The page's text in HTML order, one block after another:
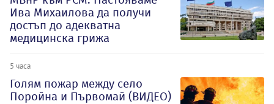
Ива Михаилова да получи
достъп до адекватна
медицинска грижа
5 часа
Голям пожар между село
Поройна и Първомай (ВИДЕО)